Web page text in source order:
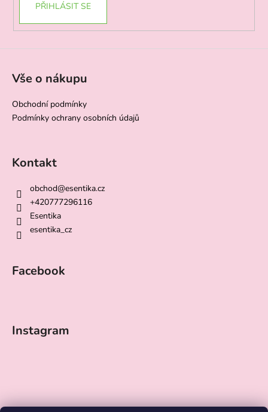
PŘIHLÁSIT SE
Vše o nákupu
Obchodní podmínky
Podmínky ochrany osobních údajů
Kontakt
obchod@esentika.cz
+420777296116
Esentika
esentika_cz
Facebook
Instagram